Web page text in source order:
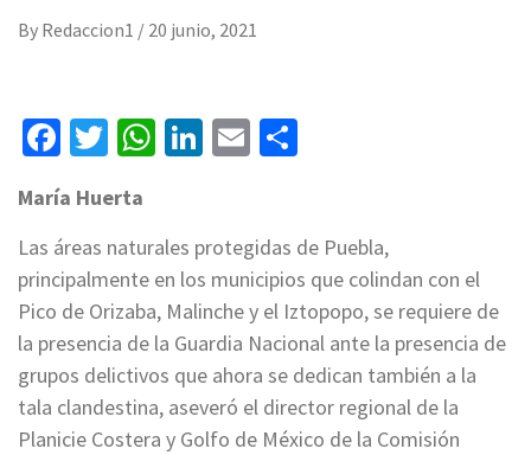
By Redaccion1 / 20 junio, 2021
Facebook
Twitter
WhatsApp
LinkedIn
Email
María Huerta
Las áreas naturales protegidas de Puebla,
principalmente en los municipios que colindan con el
Pico de Orizaba, Malinche y el Iztopopo, se requiere de
la presencia de la Guardia Nacional ante la presencia de
grupos delictivos que ahora se dedican también a la
tala clandestina, aseveró el director regional de la
Planicie Costera y Golfo de México de la Comisión